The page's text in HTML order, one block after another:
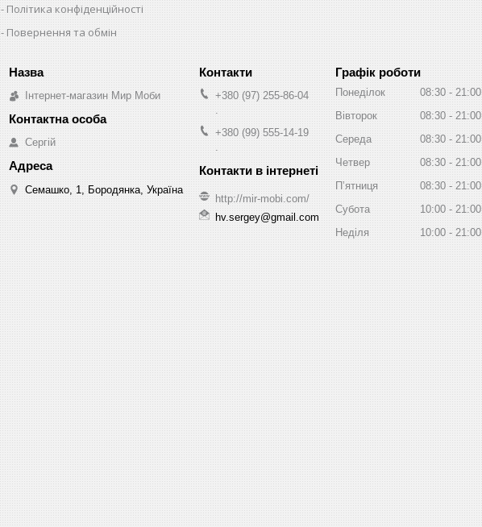
Політика конфіденційності
Повернення та обмін
Інтернет-магазин Мир Моби
Сергій
Семашко, 1, Бородянка, Україна
+380 (97) 255-86-04
+380 (99) 555-14-19
http://mir-mobi.com/
hv.sergey@gmail.com
Графік роботи
Понеділок 08:30
21:00
Вівторок
08:30
21:00
Середа
08:30
21:00
Четвер
08:30
21:00
Пʼятниця
08:30
21:00
Субота
10:00
21:00
Неділя
10:00 21:00